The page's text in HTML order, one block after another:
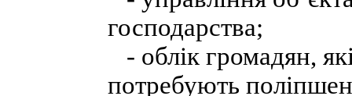
господарства;
- облік громадян,
потребують